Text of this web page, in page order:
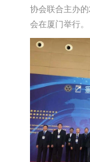
协会联合主办
会在厦门举行。